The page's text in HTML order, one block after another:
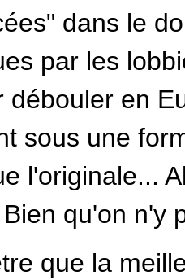
dans le
par les
débouler en
sous une
l'originale...
qu'on n'y
que la